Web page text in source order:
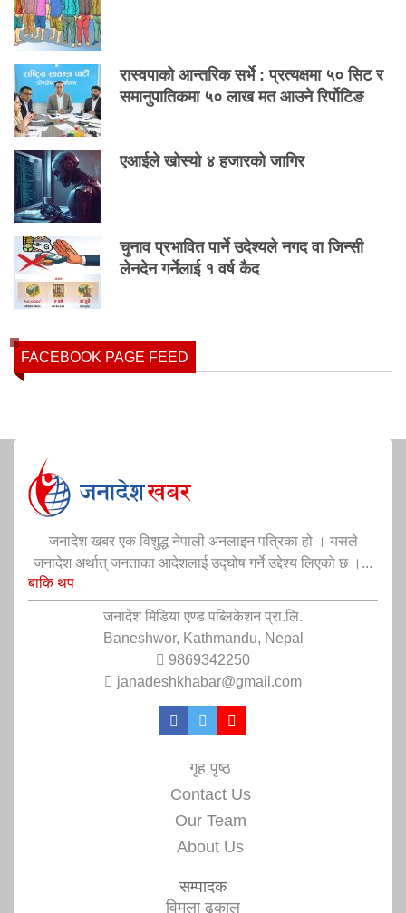
रास्वपाको आन्तरिक सर्भे : प्रत्यक्षमा ५० सिट र
समानुपातिकमा ५० लाख मत आउने रिर्पोटिङ
एआईले खोस्यो ४ हजारको जागिर
चुनाव प्रभावित पार्ने उदेश्यले नगद वा जिन्सी
लेनदेन गर्नेलाई १ वर्ष कैद
FACEBOOK PAGE FEED
जनादेश खबर एक विशुद्ध नेपाली अनलाइन पत्रिका हो । यसले
जनादेश अर्थात् जनताका आदेशलाई उद्घोष गर्ने उद्देश्य लिएको छ ।...
बाकि थप
जनादेश मिडिया एण्ड पब्लिकेशन प्रा.लि.
Baneshwor, Kathmandu, Nepal
9869342250
janadeshkhabar@gmail.com
गृह पृष्ठ
Contact Us
Our Team
About Us
सम्पादक
विमला ढकाल